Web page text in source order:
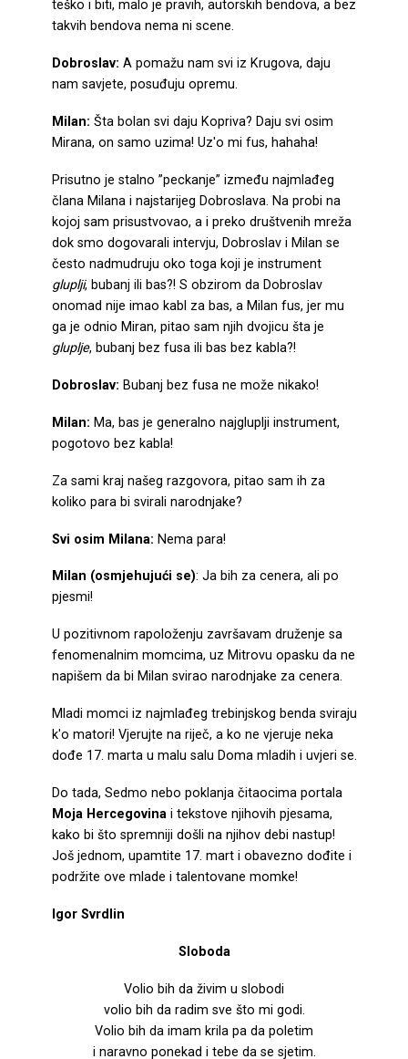
teško i biti, malo je pravih, autorskih bendova, a bez
takvih bendova nema ni scene.
Dobroslav: A pomažu nam svi iz Krugova, daju
nam savjete, posuđuju opremu.
Milan: Šta bolan svi daju Kopriva? Daju svi osim
Mirana, on samo uzima! Uz'o mi fus, hahaha!
Prisutno je stalno ”peckanje” između najmlađeg
člana Milana i najstarijeg Dobroslava. Na probi na
kojoj sam prisustvovao, a i preko društvenih mreža
dok smo dogovarali intervju, Dobroslav i Milan se
često nadmudruju oko toga koji je instrument
gluplji, bubanj ili bas?! S obzirom da Dobroslav
onomad nije imao kabl za bas, a Milan fus, jer mu
ga je odnio Miran, pitao sam njih dvojicu šta je
gluplje, bubanj bez fusa ili bas bez kabla?!
Dobroslav: Bubanj bez fusa ne može nikako!
Milan: Ma, bas je generalno najgluplji instrument,
pogotovo bez kabla!
Za sami kraj našeg razgovora, pitao sam ih za
koliko para bi svirali narodnjake?
Svi osim Milana: Nema para!
Milan (osmjehujući se): Ja bih za cenera, ali po
pjesmi!
U pozitivnom rapoloženju završavam druženje sa
fenomenalnim momcima, uz Mitrovu opasku da ne
napišem da bi Milan svirao narodnjake za cenera.
Mladi momci iz najmlađeg trebinjskog benda sviraju
k'o matori! Vjerujte na riječ, a ko ne vjeruje neka
dođe 17. marta u malu salu Doma mladih i uvjeri se.
Do tada, Sedmo nebo poklanja čitaocima portala
Moja Hercegovina i tekstove njihovih pjesama,
kako bi što spremniji došli na njihov debi nastup!
Još jednom, upamtite 17. mart i obavezno dođite i
podržite ove mlade i talentovane momke!
Igor Svrdlin
Sloboda
Volio bih da živim u slobodi
volio bih da radim sve što mi godi.
Volio bih da imam krila pa da poletim
i naravno ponekad i tebe da se sjetim.